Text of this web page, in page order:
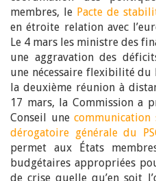
membres, le Pacte de
en étroite relation avec
Le 4 mars les ministre des
une aggravation des
une nécessaire flexibilité du
la deuxième réunion à
17 mars, la Commission a
Conseil unecommunication
dérogatoire générale du
permet aux États
budgétaires appropriées
de crise quelle qu’en soit